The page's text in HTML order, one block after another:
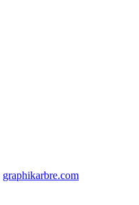
graphikarbre.com